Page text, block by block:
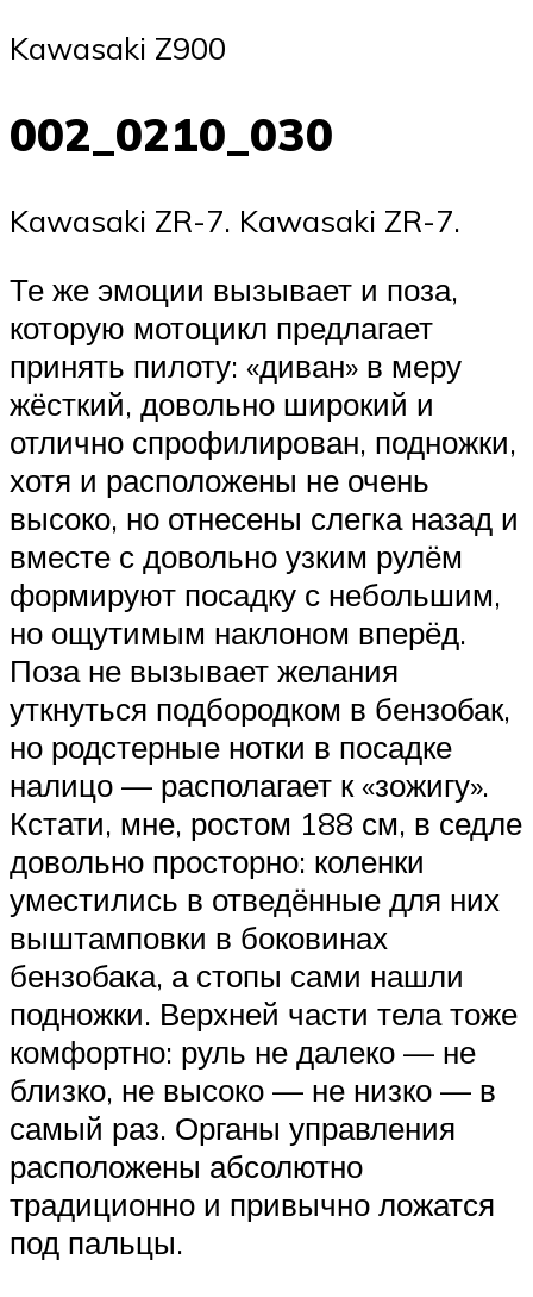
Kawasaki Z900
002_0210_030
Kawasaki ZR-7. Kawasaki ZR-7.
Те же эмоции вызывает и поза,
которую мотоцикл предлагает
принять пилоту: «диван» в меру
жёсткий, довольно широкий и
отлично спрофилирован, подножки,
хотя и расположены не очень
высоко, но отнесены слегка назад и
вместе с довольно узким рулём
формируют посадку с небольшим,
но ощутимым наклоном вперёд.
Поза не вызывает желания
уткнуться подбородком в бензобак,
но родстерные нотки в посадке
налицо — располагает к «зожигу».
Кстати, мне, ростом 188 см, в седле
довольно просторно: коленки
уместились в отведённые для них
выштамповки в боковинах
бензобака, а стопы сами нашли
подножки. Верхней части тела тоже
комфортно: руль не далеко — не
близко, не высоко — не низко — в
самый раз. Органы управления
расположены абсолютно
традиционно и привычно ложатся
под пальцы.